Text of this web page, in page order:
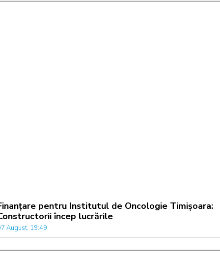
pentru Institutul de Oncologie Timișoara:
încep lucrările
August, 19:49